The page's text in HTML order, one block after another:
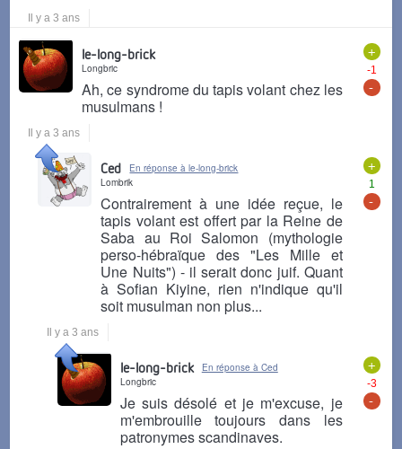
Il y a 3 ans
+
-1
-
le-long-brick
Longbric
Ah, ce syndrome du tapis volant chez les
musulmans !
Il y a 3 ans
+
1
-
Ced
En réponse à le-long-brick
Lombrik
Contrairement à une idée reçue, le
tapis volant est offert par la Reine de
Saba au Roi Salomon (mythologie
perso-hébraïque des "Les Mille et
Une Nuits") - il serait donc juif. Quant
à Sofian Kiyine, rien n'indique qu'il
soit musulman non plus...
Il y a 3 ans
+
-3
-
le-long-brick
En réponse à Ced
Longbric
Je suis désolé et je m'excuse, je
m'embrouille toujours dans les
patronymes scandinaves.